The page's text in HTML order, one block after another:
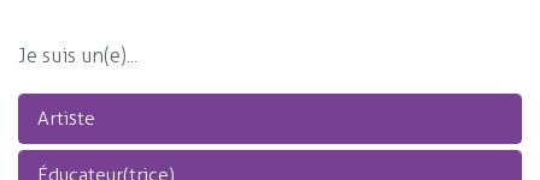
Je suis un(e)...
Artiste
Éducateur(trice)